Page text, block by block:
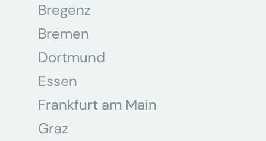
Bregenz
Bremen
Dortmund
Essen
Frankfurt am Main
Graz